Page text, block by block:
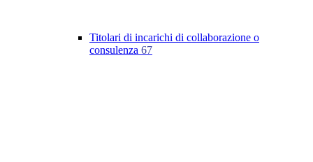
Titolari di incarichi di collaborazione o
consulenza 67